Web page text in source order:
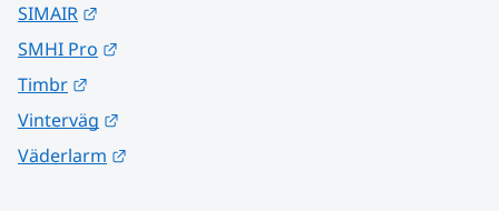
SIMAIR
SMHI Pro
Timbr
Vinterväg
Väderlarm